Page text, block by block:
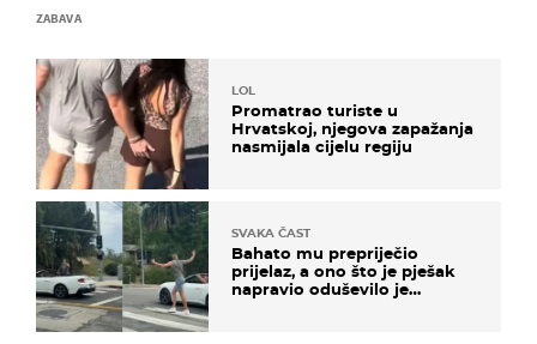
ZABAVA
LOL
Promatrao turiste u
Hrvatskoj, njegova zapažanja
nasmijala cijelu regiju
SVAKA ČAST
Bahato mu prepriječio
prijelaz, a ono što je pješak
napravio oduševilo je